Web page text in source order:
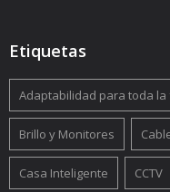
Etiquetas
Adaptabilidad para toda la
Brillo y Monitores
Casa Inteligente CCTV